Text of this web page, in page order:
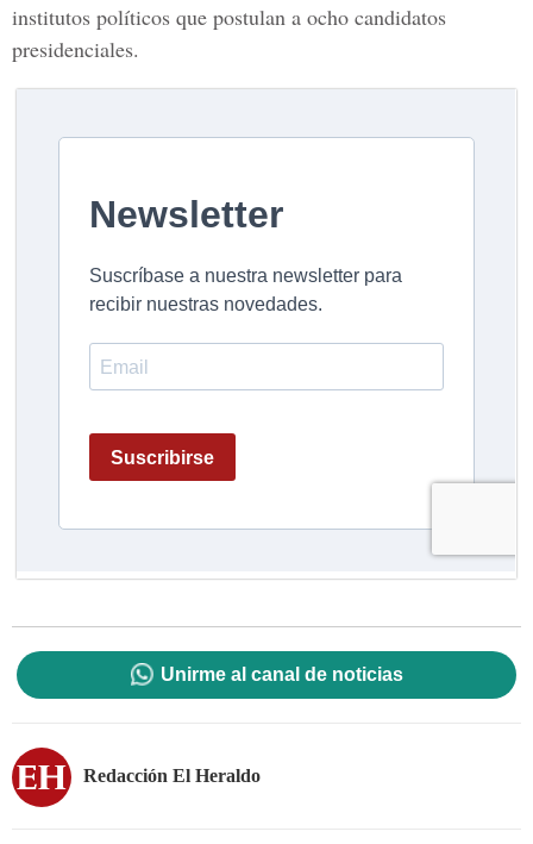
institutos políticos que postulan a ocho candidatos
presidenciales.
Unirme al canal de noticias
Redacción El Heraldo